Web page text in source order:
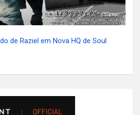
de Raziel em Nova HQ de Soul